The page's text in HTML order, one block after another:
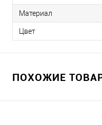
Материал
Цвет
ПОХОЖИЕ